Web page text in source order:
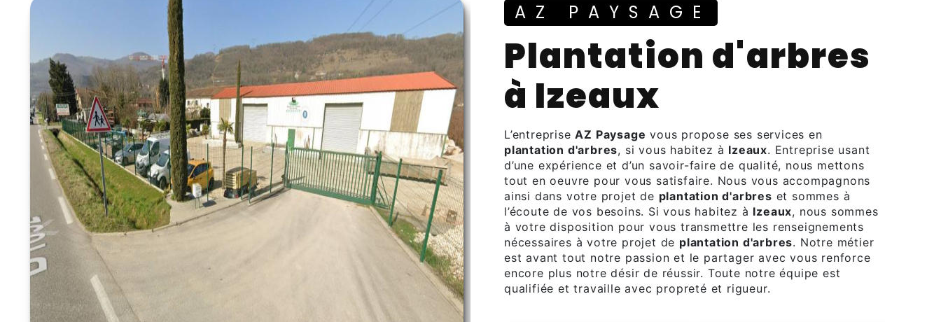
AZ PAYSAGE
plantation d'arbres
à Izeaux
L’entrepriseAZ Paysage vous propose ses services en
plantation d'arbres, si vous habitez à Izeaux. Entreprise usant
d’une expérience et d’un savoir-faire de qualité, nous mettons
tout en oeuvre pour vous satisfaire. Nous vous accompagnons
ainsi dans votre projet de plantation d'arbres et sommes à
l’écoute de vos besoins. Si vous habitez à Izeaux, nous sommes
à votre disposition pour vous transmettre les renseignements
nécessaires à votre projet de plantation d'arbres. Notre métier
est avant tout notre passion et le partager avec vous renforce
encore plus notre désir de réussir. Toute notre équipe est
qualifiée et travaille avec propreté et rigueur.